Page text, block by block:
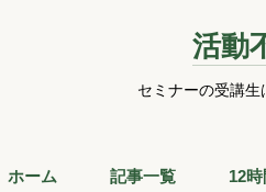
活動
セミナーの受講
ホーム 記事一覧 12